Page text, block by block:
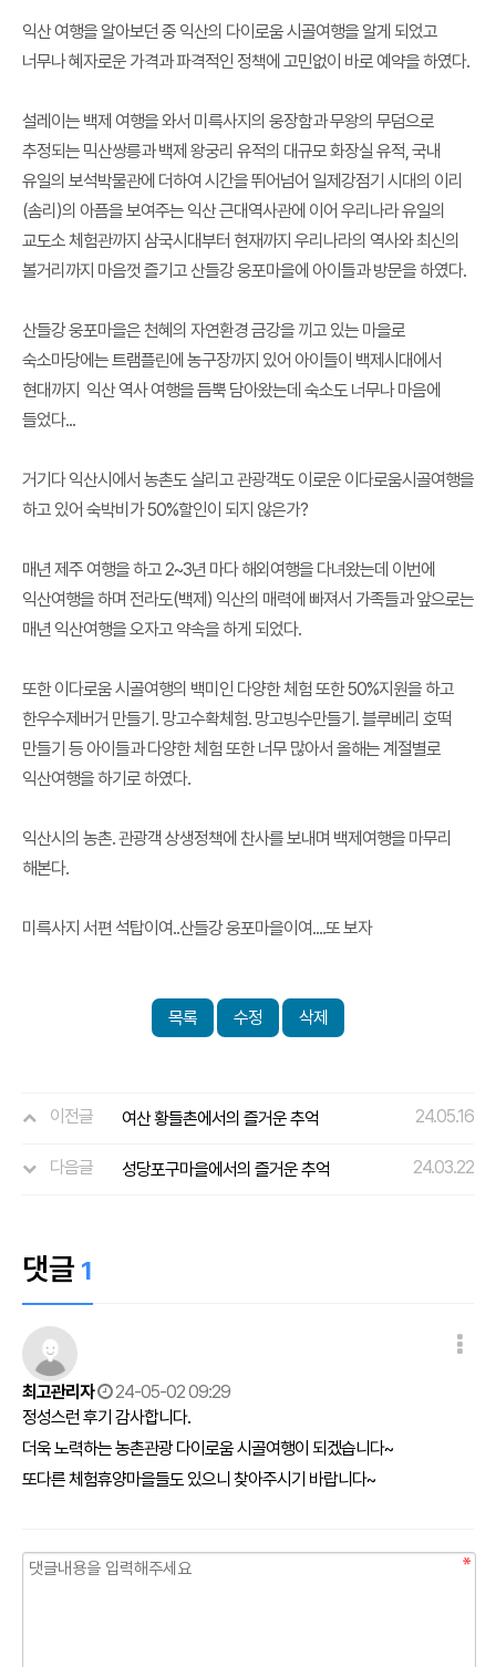
익산 여행을 알아보던 중 익산의 다이로움 시골여행을 알게 되었고
너무나 혜자로운 가격과 파격적인 정책에 고민없이 바로 예약을 하였다.
설레이는 백제 여행을 와서 미륵사지의 웅장함과 무왕의 무덤으로
추정되는 믹산쌍릉과 백제 왕궁리 유적의 대규모 화장실 유적, 국내
유일의 보석박물관에 더하여 시간을 뛰어넘어 일제강점기 시대의 이리
(솜리)의 아픔을 보여주는 익산 근대역사관에 이어 우리나라 유일의
교도소 체험관까지 삼국시대부터 현재까지 우리나라의 역사와 최신의
볼거리까지 마음껏 즐기고 산들강 웅포마을에 아이들과 방문을 하였다.
산들강 웅포마을은 천혜의 자연환경 금강을 끼고 있는 마을로
숙소마당에는 트램플린에 농구장까지 있어 아이들이 백제시대에서
현대까지 익산 역사 여행을 듬뿍 담아왔는데 숙소도 너무나 마음에
들었다...
거기다 익산시에서 농촌도 살리고 관광객도 이로운 이다로움시골여행을
하고 있어 숙박비가 50%할인이 되지 않은가?
매년 제주 여행을 하고 2~3년 마다 해외여행을 다녀왔는데 이번에
익산여행을 하며 전라도(백제) 익산의 매력에 빠져서 가족들과 앞으로는
매년 익산여행을 오자고 약속을 하게 되었다.
또한 이다로움 시골여행의 백미인 다양한 체험 또한 50%지원을 하고
한우수제버거 만들기. 망고수확체험. 망고빙수만들기. 블루베리 호떡
만들기 등 아이들과 다양한 체험 또한 너무 많아서 올해는 계절별로
익산여행을 하기로 하였다.
익산시의 농촌. 관광객 상생정책에 찬사를 보내며 백제여행을 마무리
해본다.
미륵사지 서편 석탑이여..산들강 웅포마을이여....또 보자
목록 수정 삭제
이전글 여산 황들촌에서의 즐거운 추억 24.05.16
다음글 성당포구마을에서의 즐거운 추억 24.03.22
댓글 1
최고관리자
24-05-02 09:29
정성스런 후기 감사합니다.
더욱 노력하는 농촌관광 다이로움 시골여행이 되겠습니다~
또다른 체험휴양마을들도 있으니 찾아주시기 바랍니다~